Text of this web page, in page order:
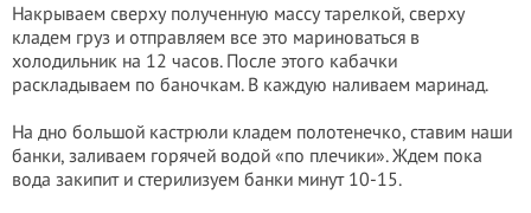
Накрываем сверху полученную массу тарелкой, сверху
кладем груз и отправляем все это мариноваться в
холодильник на 12 часов. После этого кабачки
раскладываем по баночкам. В каждую наливаем маринад.
На дно большой кастрюли кладем полотенечко, ставим наши
банки, заливаем горячей водой «по плечики». Ждем пока
вода закипит и стерилизуем банки минут 10-15.